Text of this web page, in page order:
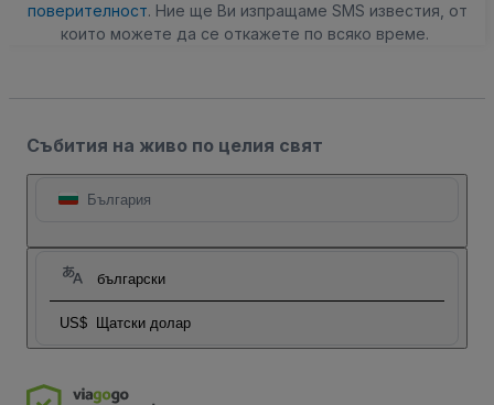
поверителност. Ние ще Ви изпращаме SMS известия, от
които можете да се откажете по всяко време.
Събития на живо по целия свят
България
български
US$ Щатски долар